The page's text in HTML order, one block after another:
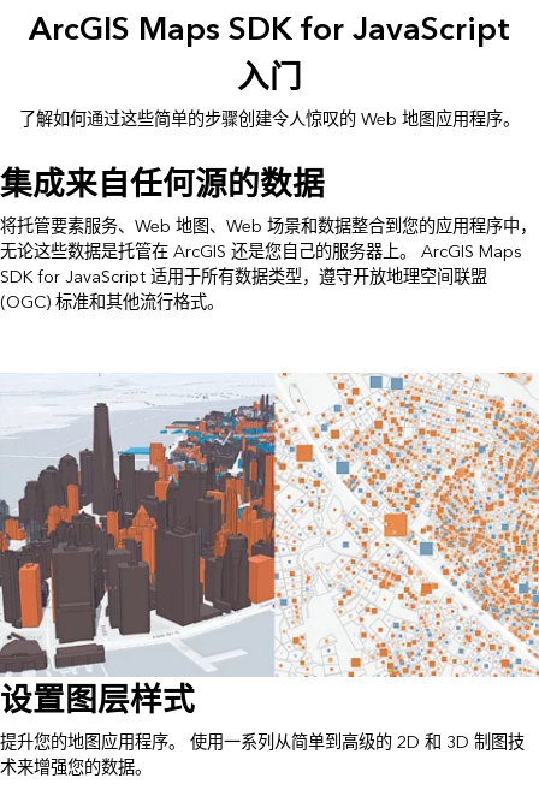
ArcGIS Maps SDK for JavaScript
入门
了解如何通过这些简单的步骤创建令人惊叹的 Web 地图应用程序。
集成来自任何源的数据
将托管要素服务、Web 地图、Web 场景和数据整合到您的应用程序中，
无论这些数据是托管在 ArcGIS 还是您自己的服务器上。 ArcGIS Maps
SDK for JavaScript 适用于所有数据类型，遵守开放地理空间联盟
(OGC) 标准和其他流行格式。
设置图层样式
提升您的地图应用程序。 使用一系列从简单到高级的 2D 和 3D 制图技
术来增强您的数据。